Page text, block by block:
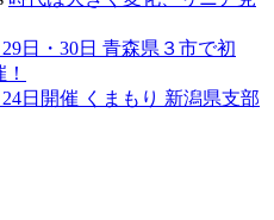
29日・30日 青森県３市で初
24日開催 くまもり 新潟県支部